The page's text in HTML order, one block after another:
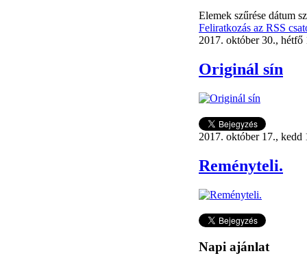
Elemek szűrése dátum
Feliratkozás az RSS
2017. október 30., hétfő
Originál sín
2017. október 17., kedd
Reményteli.
Napi ajánlat